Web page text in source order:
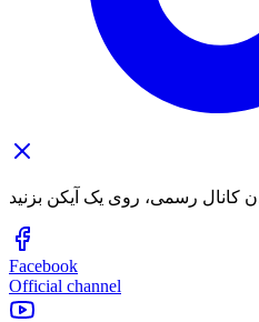
Facebook
Official channel